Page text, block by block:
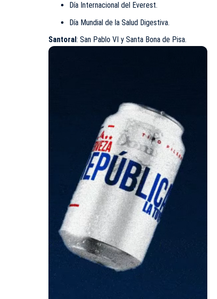
Día Internacional del Everest.
Día Mundial de la Salud Digestiva.​
Santoral : San Pablo VI y Santa Bona de Pisa.